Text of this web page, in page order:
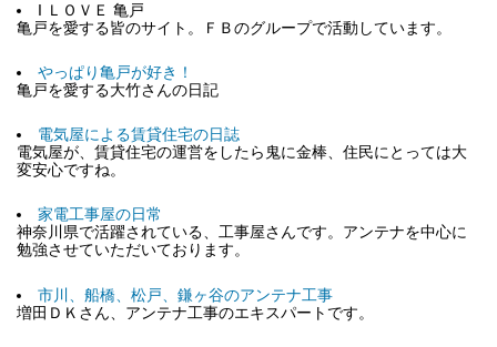
I ＬＯＶＥ 亀戸
亀戸を愛する皆のサイト。ＦＢのグループで活動しています。
やっぱり亀戸が好き！
亀戸を愛する大竹さんの日記
電気屋による賃貸住宅の日誌
電気屋が、賃貸住宅の運営をしたら鬼に金棒、住民にとっては大
変安心ですね。
家電工事屋の日常
神奈川県で活躍されている、工事屋さんです。アンテナを中心に
勉強させていただいております。
市川、船橋、松戸、鎌ヶ谷のアンテナ工事
増田ＤＫさん、アンテナ工事のエキスパートです。